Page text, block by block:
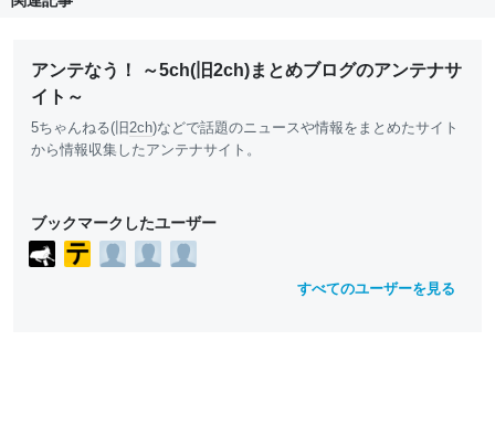
アンテなう！ ～5ch(旧2ch)まとめブログのアンテナサ
イト～
5ちゃんねる(旧2ch)などで話題のニュースや情報をまとめたサイト
から情報収集したアンテナサイト。
ブックマークしたユーザー
すべてのユーザーを見る